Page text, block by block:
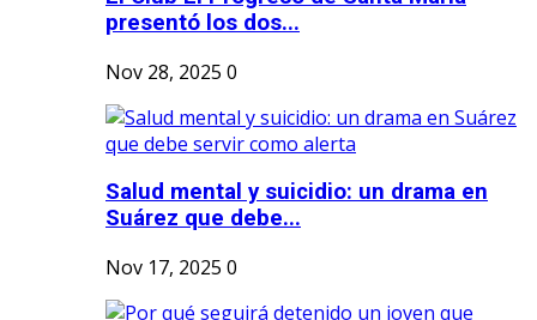
presentó los dos...
Nov 28, 2025 0
Salud mental y suicidio: un drama en
Suárez que debe...
Nov 17, 2025 0